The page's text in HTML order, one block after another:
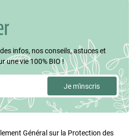
infos, nos conseils, astuces et
une vie 100% BIO !
Général sur la Protection des